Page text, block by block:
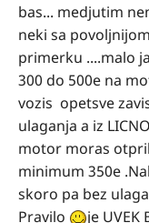
bas... medjutim
neki sa
primerku ....malo
300 do 500e na
vozis opetsve
ulaganja a iz
motor moras
minimum 350e
skoro pa bez
Pravilo
je UVEK